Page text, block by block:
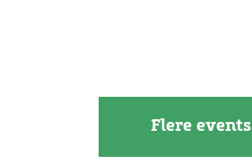
Flere events